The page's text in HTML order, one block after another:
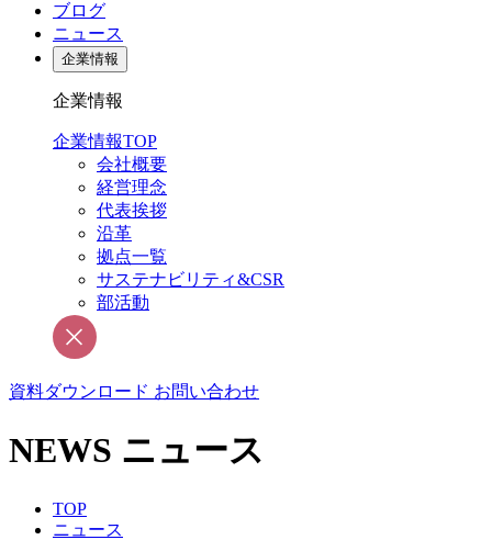
ブログ
ニュース
企業情報
企業情報
企業情報TOP
会社概要
経営理念
代表挨拶
沿革
拠点一覧
サステナビリティ&CSR
部活動
資料ダウンロード お問い合わせ
NEWS ニュース
TOP
ニュース